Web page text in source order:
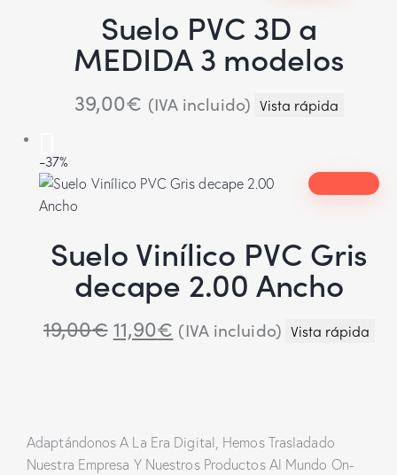
Suelo PVC 3D a
MEDIDA 3 modelos
39,00€ (IVA incluido) Vista rápida
-37%
Suelo Vinílico PVC Gris
decape 2.00 Ancho
19,00€ 11,90€ (IVA incluido) Vista rápida
Adaptándonos A La Era Digital, Hemos Trasladado
Nuestra Empresa Y Nuestros Productos Al Mundo On-